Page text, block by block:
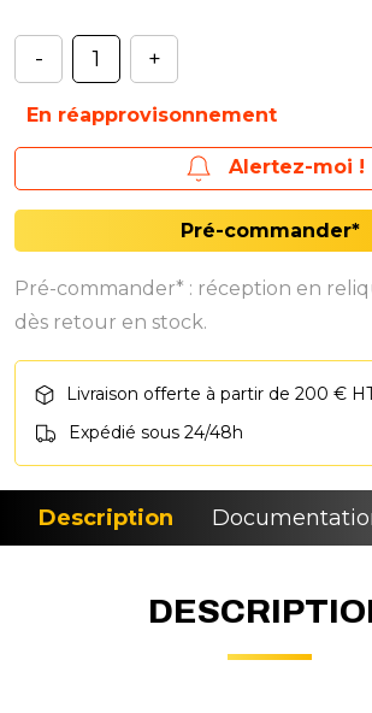
- +
En réapprovisonnement
Alertez-moi !
Pré-commander*
Pré-commander* : réception en
dès retour en stock.
Livraison offerte à partir de 200 €
Expédié sous 24/48h
Description